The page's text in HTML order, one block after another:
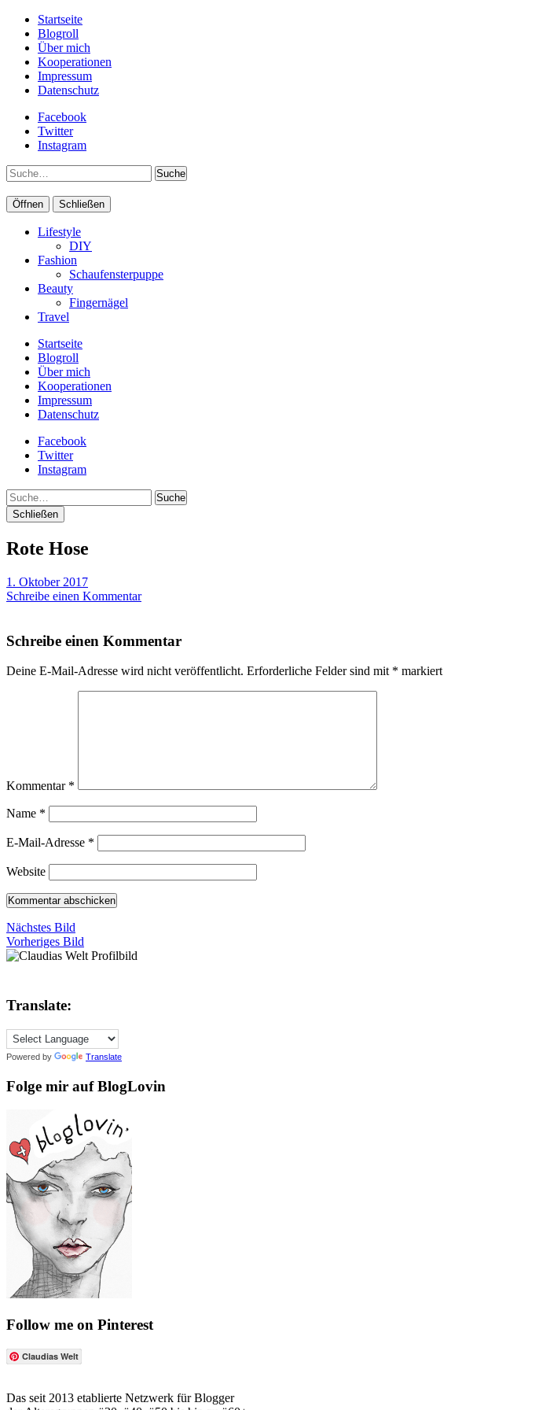
Startseite
Blogroll
Über mich
Kooperationen
Impressum
Datenschutz
Facebook
Twitter
Instagram
Suche
Öffnen Schließen
Lifestyle
DIY
Fashion
Schaufensterpuppe
Beauty
Fingernägel
Travel
Startseite
Blogroll
Über mich
Kooperationen
Impressum
Datenschutz
Facebook
Twitter
Instagram
Suche
Schließen
Rote Hose
1. Oktober 2017
Schreibe einen Kommentar
Schreibe einen Kommentar
Deine E-Mail-Adresse wird nicht veröffentlicht. Erforderliche Felder sind mit * markiert
Kommentar *
Name *
E-Mail-Adresse *
Website
Nächstes Bild
Vorheriges Bild
Translate:
Powered by Translate
Folge mir auf BlogLovin
Follow me on Pinterest
Claudias Welt
Das seit 2013 etablierte Netzwerk für Blogger